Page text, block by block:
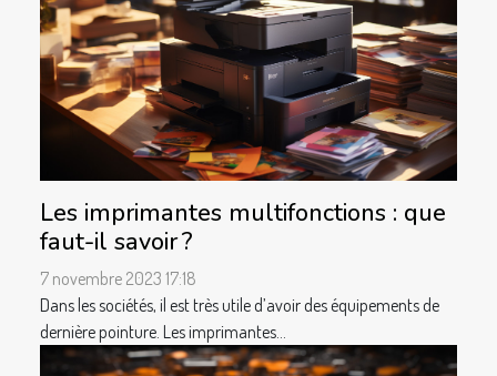
Les imprimantes multifonctions : que
faut-il savoir ?
7 novembre 2023 17:18
Dans les sociétés, il est très utile d’avoir des équipements de
dernière pointure. Les imprimantes...